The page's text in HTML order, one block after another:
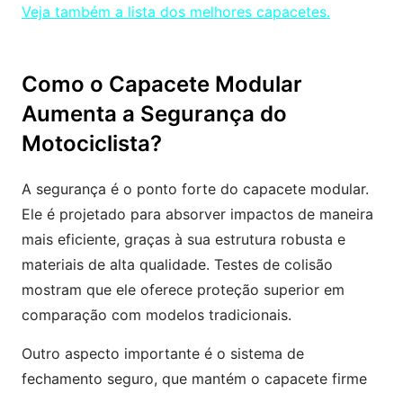
Veja também a lista dos melhores capacetes.
Como o Capacete Modular
Aumenta a Segurança do
Motociclista?
A segurança é o ponto forte do capacete modular.
Ele é projetado para absorver impactos de maneira
mais eficiente, graças à sua estrutura robusta e
materiais de alta qualidade. Testes de colisão
mostram que ele oferece proteção superior em
comparação com modelos tradicionais.
Outro aspecto importante é o sistema de
fechamento seguro, que mantém o capacete firme